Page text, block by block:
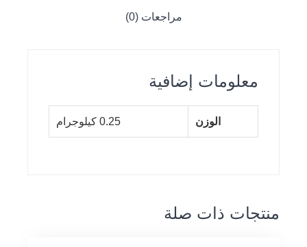
مراجعات (0)
معلومات إضافية
الوزن 0.25 كيلوجرام
منتجات ذات صلة